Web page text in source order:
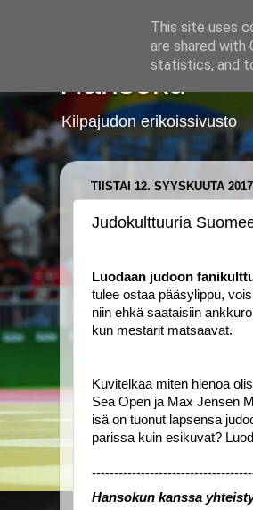
Hansoku
Kilpajudon erikoissivusto
TIISTAI 12. SYYSKUUTA 2017
Judokulttuuria
Luodaan judoon
tulee ostaa pääsylippu,
niin ehkä saataisiin
kun mestarit matsaavat.
Kuvitelkaa miten hienoa
Sea Open ja Max Jensen
isä on tuonut lapsensa
parissa kuin esikuvat?
Hansokun kanssa
This site uses
are shared with
statistics, and